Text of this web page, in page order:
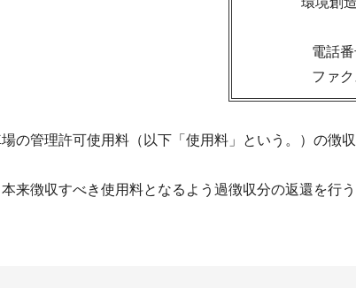
電話
ファ
管理許可使用料（以下「使用料」という。）の徴
徴収すべき使用料となるよう過徴収分の返還を行